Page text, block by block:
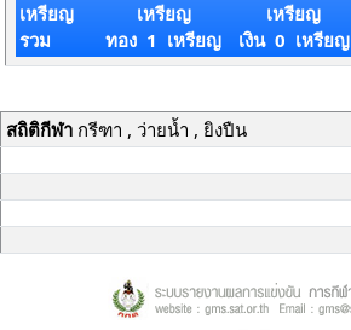
เหรียญ
รวม
เหรียญ
ทอง 1 เหรียญ
เหรียญ
เงิน 0 เหรียญ
สถิติกีฬากรีฑา , ว่ายน้ำ , ยิงปืน